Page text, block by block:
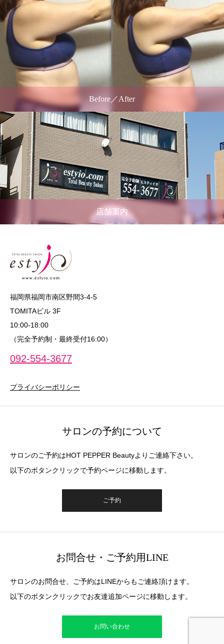
Before／After
店舗案内
福岡県福岡市南区野間3-4-5
TOMITAビル 3F
10:00‐18:00
（完全予約制・最終受付16:00）
092-554-3677
プライバシーポリシー
サロンの予約について
サロンのご予約はHOT PEPPER Beautyよりご連絡下さい。
以下のボタンクリックで予約ページに移動します。
ご予約
お問合せ・ご予約用LINE
サロンのお問合せ、ご予約はLINEからもご連絡頂けます。
以下のボタンクリックでお友達追加ページに移動します。
お問い合わせ